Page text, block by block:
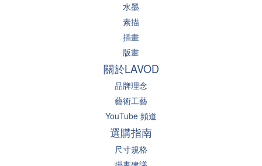
水墨
素描
插畫
版畫
關於LAVOD
品牌理念
藝術工藝
YouTube 頻道
選購指南
尺寸規格